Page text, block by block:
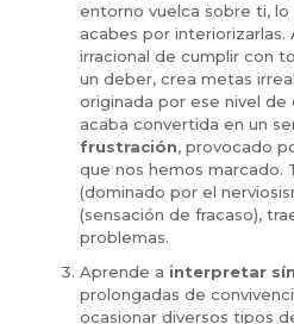
entorno vuelca sobre ti,
acabes por interiorizarlas.
irracional de cumplir con
un deber, crea metas
originada por ese nivel
acaba convertida en un
frustración, provocado
que nos hemos marcado.
(dominado por el
(sensación de fracaso),
problemas.
Aprende a interpretar
prolongadas de
ocasionar diversos tipos